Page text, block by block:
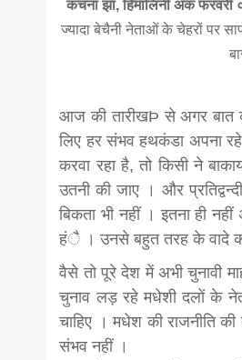
कंचना झा, हिमालिनी अंक फरवरी
ज्यादा बेचैनी नेताओं के चेहरों पर
आज की तारीखÞ से अगर बात
लिए हर संभव हथकंडा अपना रहे
करवा रहा है, तो किसी ने
उतनी की जाए । और
बिकता भी नहीं । इतना ही
हंै । उनसे बहुत तरह के वादे
वैसे तो पूरे देश में अभी चुनावी
चुनाव लड़ रहे मधेशी दलों के
चाहिए । मधेश की राजनीति
संभव नहीं ।